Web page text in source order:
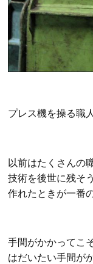
プレス機を操る職人
以前はたくさんの
技術を後世に残そ
作れたときが一番
手間がかかってこ
はだいたい手間が